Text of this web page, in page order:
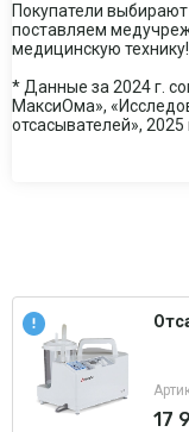
Покупатели
поставляем
медицинскую технику!
* Данные за 2024 г.
МаксиОма»,
отсасывателей», 2025
17